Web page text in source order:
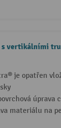
s vertikálními
je opatřen
úprava
materiálu na